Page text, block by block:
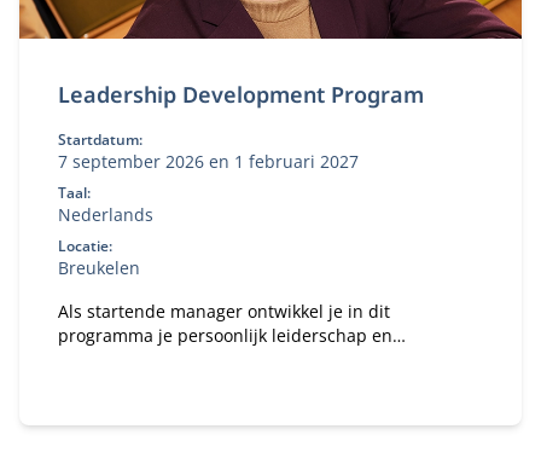
Leadership Development Program
Startdatum:
7 september 2026 en 1 februari 2027
Taal:
Nederlands
Locatie:
Breukelen
Als startende manager ontwikkel je in dit
programma je persoonlijk leiderschap en